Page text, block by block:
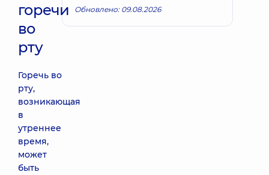
горечи
во
рту
Горечь во
рту,
возникающая
в
утреннее
время,
может
быть
Обновлено: 09.08.2026